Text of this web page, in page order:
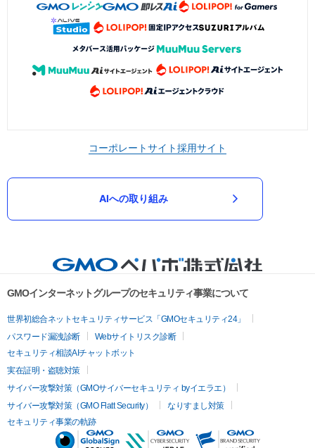
コーポレートサイト採用サイト
AIへの取り組み
GMOインターネットグループのセキュリティ事業について
世界初総合ネットセキュリティサービス「GMOセキュリティ24」
パスワード漏洩診断
Webサイトリスク診断
セキュリティ相談AIチャットボット
実在証明・盗聴対策
サイバー攻撃対策（GMOサイバーセキュリティ byイエラエ）
サイバー攻撃対策（GMO Flatt Security）
なりすまし対策
セキュリティ事業の軌跡